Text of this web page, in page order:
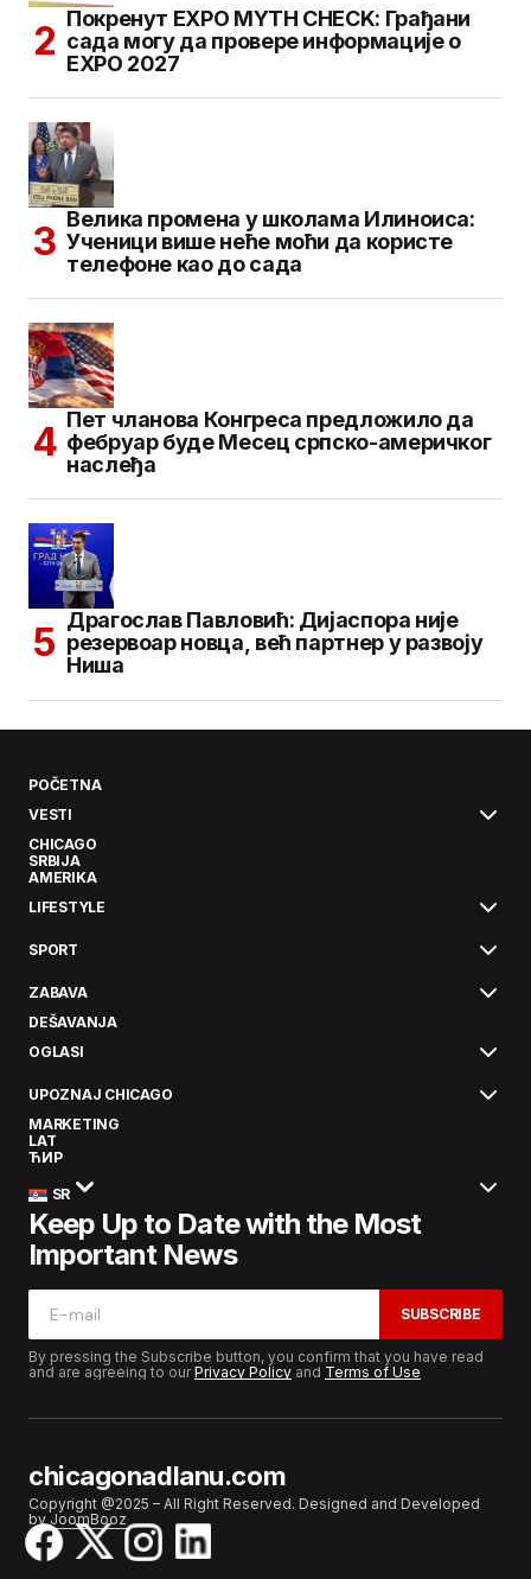
Покренут EXPO MYTH CHECK: Грађани
сада могу да провере информације о
EXPO 2027
Велика промена у школама Илиноиса:
Ученици више неће моћи да користе
телефоне као до сада
Пет чланова Конгреса предложило да
фебруар буде Месец српско-америчког
наслеђа
Драгослав Павловић: Дијаспора није
резервоар новца, већ партнер у развоју
Ниша
POČETNA
VESTI
CHICAGO
SRBIJA
AMERIKA
LIFESTYLE
SPORT
ZABAVA
DEŠAVANJA
OGLASI
UPOZNAJ CHICAGO
MARKETING
LAT
ЋИР
SR
Keep Up to Date with the Most
Important News
SUBSCRIBE
By pressing the Subscribe button, you confirm that you have read
and are agreeing to ourPrivacy Policy and Terms of Use
chicagonadlanu.com
Copyright @2025 – All Right Reserved. Designed and Developed
byJoomBooz